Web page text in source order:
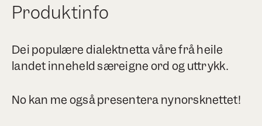
Produktinfo
Dei populære dialektnetta våre frå heile
landet inneheld særeigne ord og uttrykk.
No kan me også presentera nynorsknettet!